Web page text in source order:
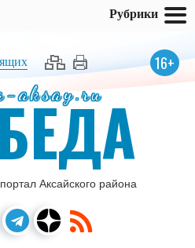
16+
aksay.ru
Аксайского района
Рубрики